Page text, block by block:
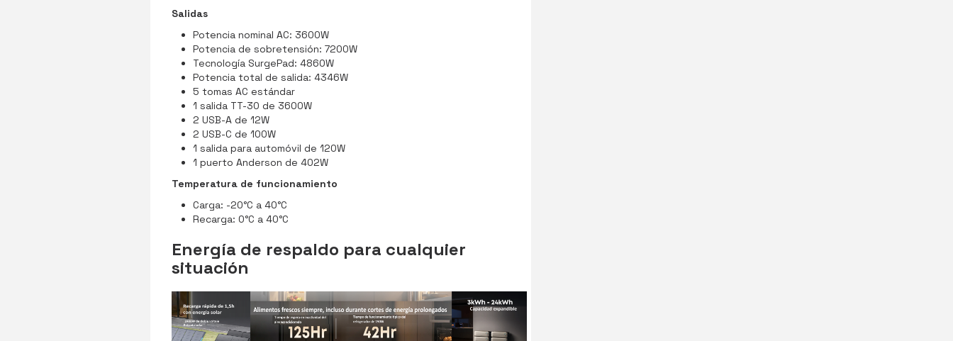
Salidas
Potencia nominal AC: 3600W
Potencia de sobretensión: 7200W
Tecnología SurgePad: 4860W
Potencia total de salida: 4346W
5 tomas AC estándar
1 salida TT-30 de 3600W
2 USB-A de 12W
2 USB-C de 100W
1 salida para automóvil de 120W
1 puerto Anderson de 402W
Temperatura de funcionamiento
Carga: -20°C a 40°C
Recarga: 0°C a 40°C
Energía de respaldo para cualquier
situación